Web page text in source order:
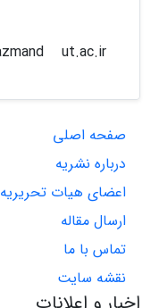
ut.ac.ir
صفحه اصلی
درباره نشریه
اعضای هیات تحریریه
ارسال مقاله
تماس با ما
نقشه سایت